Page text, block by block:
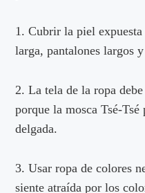
1. Cubrir la piel expuesta
larga, pantalones largos
2. La tela de la ropa
porque la mosca Tsé-
delgada.
3. Usar ropa de colores
siente atraída por los